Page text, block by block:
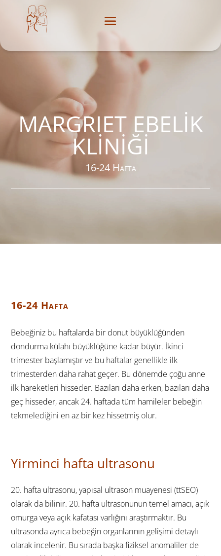
MARGRIET EBELİK
KLİNİĞİ
16-24 Hafta
16-24 Hafta
Bebeğiniz bu haftalarda bir donut büyüklüğünden
dondurma külahı büyüklüğüne kadar büyür. İkinci
trimester başlamıştır ve bu haftalar genellikle ilk
trimesterden daha rahat geçer. Bu dönemde çoğu anne
ilk hareketleri hisseder. Bazıları daha erken, bazıları daha
geç hisseder, ancak 24. haftada tüm hamileler bebeğin
tekmelediğini en az bir kez hissetmiş olur.
Yirminci hafta ultrasonu
20. hafta ultrasonu, yapısal ultrason muayenesi (ttSEO)
olarak da bilinir. 20. hafta ultrasonunun temel amacı, açık
omurga veya açık kafatası varlığını araştırmaktır. Bu
ultrasonda ayrıca bebeğin organlarının gelişimi detaylı
olarak incelenir. Bu sırada başka fiziksel anomaliler de